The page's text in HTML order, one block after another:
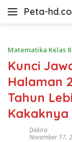
Peta-
Kumpulan
HD
Matematika Kelas 8
Kunci
Halaman
Tahun
Kakaknya
Dakira
November 17,